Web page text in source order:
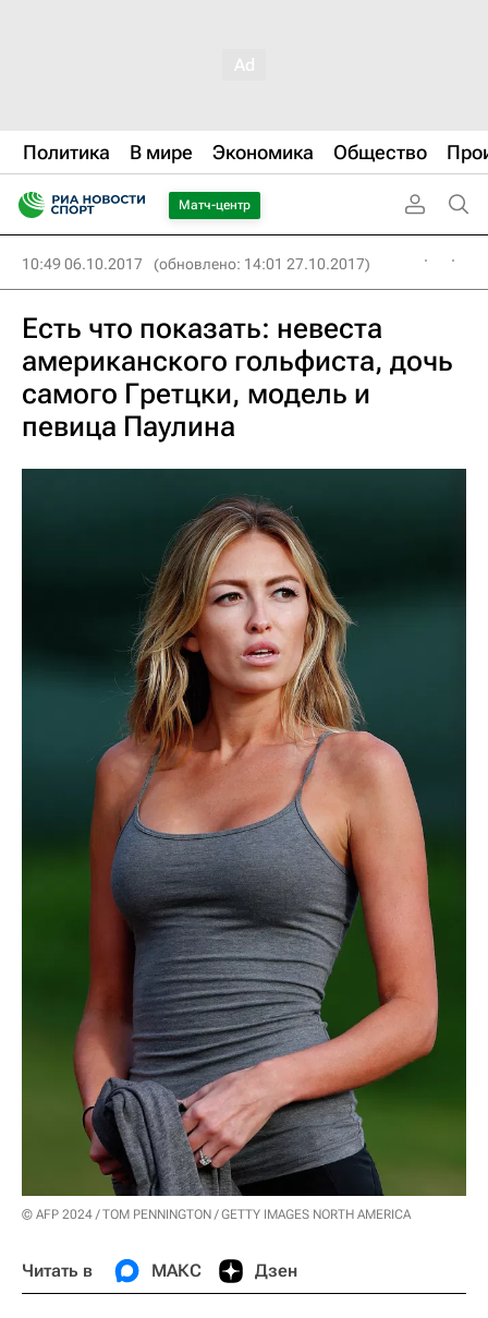
Политика В мире Экономика Общество
Матч-центр
10:49 06.10.2017 (обновлено: 14:01 27.10.2017)
Есть что показать: невеста
американского гольфиста, дочь
самого Гретцки, модель и
певица Паулина
© AFP 2024 / TOM PENNINGTON / GETTY IMAGES NORTH AMERICA
Читать в МАКС Дзен